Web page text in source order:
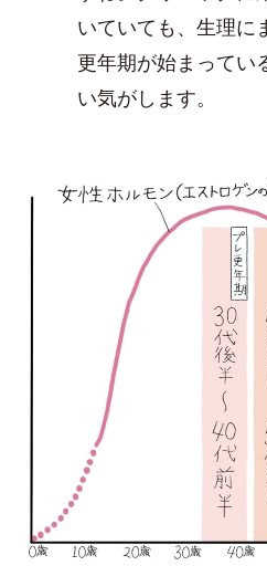
いていても、生理に
更年期が始まってい
い気がします。